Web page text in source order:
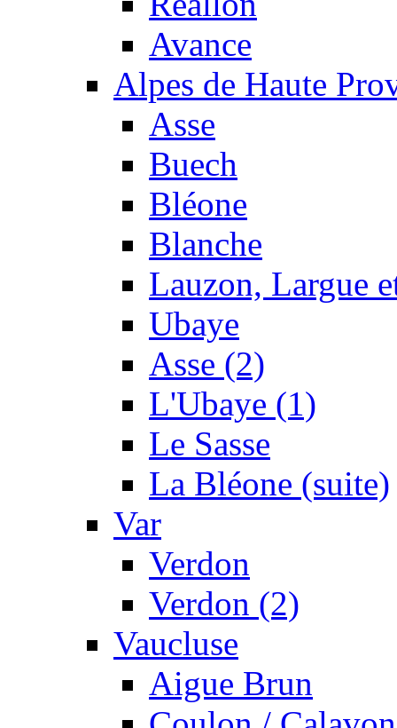
Avance
Alpes de Haute
Asse
Buech
Bléone
Blanche
Lauzon, Largue
Ubaye
Asse (2)
L'Ubaye (1)
Le Sasse
La Bléone (suite)
Var
Verdon
Verdon (2)
Vaucluse
Aigue Brun